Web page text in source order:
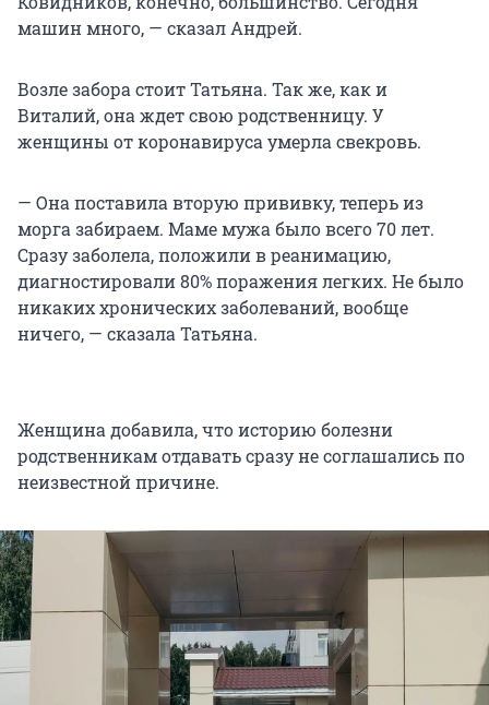
машин много, — сказал Андрей.
Возле забора стоит Татьяна. Так же, как и
Виталий, она ждет свою родственницу. У
женщины от коронавируса умерла свекровь.
— Она поставила вторую прививку, теперь из
морга забираем. Маме мужа было всего 70 лет.
Сразу заболела, положили в реанимацию,
диагностировали 80% поражения легких. Не было
никаких хронических заболеваний, вообще
ничего, — сказала Татьяна.
Женщина добавила, что историю болезни
родственникам отдавать сразу не соглашались по
неизвестной причине.